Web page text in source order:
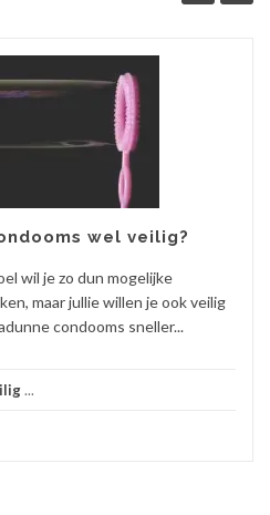
wel veilig?
wil je zo dun mogelijke
maar jullie willen je ook veilig
condooms sneller...
...